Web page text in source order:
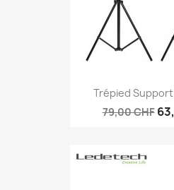
Trépied
79,00 CHF